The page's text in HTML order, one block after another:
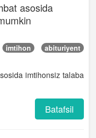
asosida
imtihon abituriyent
imtihonsiz talaba
Batafsil